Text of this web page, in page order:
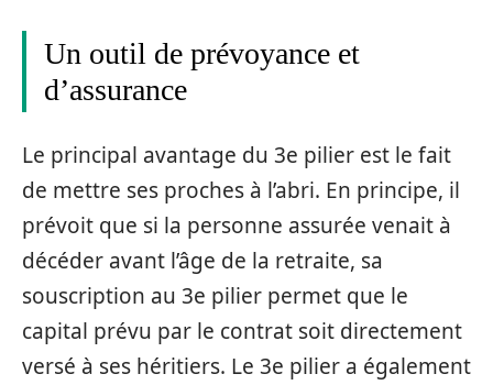
Un outil de prévoyance et
d’assurance
Le principal avantage du 3e pilier est le fait
de mettre ses proches à l’abri. En principe, il
prévoit que si la personne assurée venait à
décéder avant l’âge de la retraite, sa
souscription au 3e pilier permet que le
capital prévu par le contrat soit directement
versé à ses héritiers. Le 3e pilier a également